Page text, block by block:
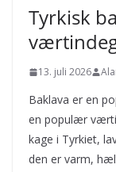
Tyrkisk
13. juli 2026
Baklava er en
en populær
kage i Tyrkiet,
den er varm,